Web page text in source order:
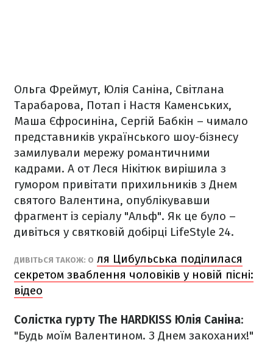
Ольга Фреймут, Юлія Саніна, Світлана
Тарабарова, Потап і Настя Каменських,
Маша Єфросиніна, Сергій Бабкін – чимало
представників українського шоу-бізнесу
замилували мережу романтичними
кадрами. А от Леся Нікітюк вирішила з
гумором привітати прихильників з Днем
святого Валентина, опублікувавши
фрагмент із серіалу "Альф". Як це було –
дивіться у святковій добірці LifeStyle 24.
ДИВІТЬСЯ ТАКОЖ: О ля Цибульська поділилася
секретом зваблення чоловіків у новій пісні:
відео
Солістка гурту The HARDKISS Юлія Саніна:
"Будь моїм Валентином. З Днем закоханих!"